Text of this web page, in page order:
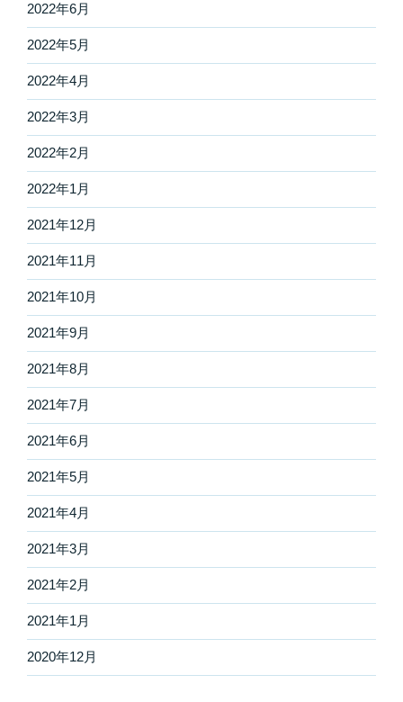
2022年6月
2022年5月
2022年4月
2022年3月
2022年2月
2022年1月
2021年12月
2021年11月
2021年10月
2021年9月
2021年8月
2021年7月
2021年6月
2021年5月
2021年4月
2021年3月
2021年2月
2021年1月
2020年12月